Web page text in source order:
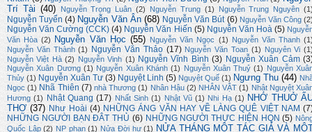
Trí Tài (40) Nguyễn Trọng Luân (2) Nguyễn Trung (1) Nguyễn Trung Nguyên
Nguyễn Tuyển (4) Nguyễn Văn Ân (68) Nguyễn Văn Bút (6) Nguyễn Văn Công
Nguyễn Văn Cường (CCK) (4) Nguyễn Văn Hiến (5) Nguyễn Văn Hoà (5)
Văn Hòa (2) Nguyễn Văn Học (55) Nguyễn Văn Ngọc (1) Nguyễn Văn Thanh
Nguyễn Văn Thành (1) Nguyễn Văn Thảo (17) Nguyễn Văn Toan (1) Nguyên Vi
Nguyễn Việt Hà (2) Nguyễn Vinh (1) Nguyễn Vĩnh Bình (3) Nguyễn Xuân Cảm
Nguyễn Xuân Dương (1) Nguyễn Xuân Khánh (1) Nguyễn Xuân Thuỷ (1) Nguyễn
Thủy (1) Nguyễn Xuân Tư (3) Nguyệt Linh (5) Nguyệt Quế (1) Ngưng Thu (44)
Ngọc (1) Nhã Thiên (7) nhà Thương (1) Nhân Hậu (2) NHÂN VẬT (1) Nhật Nguyệt
Hương (1) Nhật Quang (17) Nhất Sinh (1) Nhật Vũ (1) Nhi Hạ (1) NHỚ THUỞ
THƠ (37) Như Hoài (4) NHỮNG ÁNG VĂN HAY VỀ LÀNG QUÊ VIỆT NAM
NHỮNG NGƯỜI BẠN ĐÂT THỦ (6) NHỮNG NGƯỜI THỰC HIỆN HQN (5)
Quốc Lập (2) NP phan (1) Nửa Đời hư (1) NỬA THÁNG MỘT TÁC GIẢ VÀ